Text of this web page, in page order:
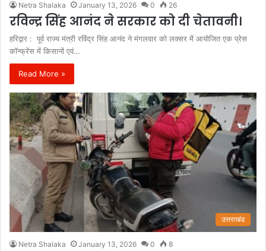
Netra Shalaka January 13, 2026 0 26
रविन्द्र सिंह आनंद ने सरकार को दी चेतावनी।
हरिद्वार : पूर्व राज्य मंत्री रविंद्र सिंह आनंद ने मंगलवार को लक्सर में आयोजित एक प्रेस
कॉन्फ्रेंस में किसानों एवं…
Read More »
उत्तराखंड
Netra Shalaka January 13, 2026 0 8